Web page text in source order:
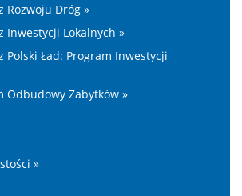
Rozwoju Dróg »
Inwestycji Lokalnych »
Polski Ład: Program Inwestycji
Odbudowy Zabytków »
»